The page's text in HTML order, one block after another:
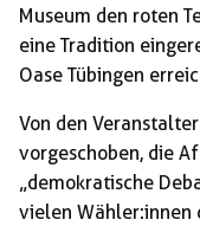
Museum den roten
eine Tradition
Oase Tübingen
Von den
vorgeschoben, die
„demokratische
vielen Wähler:innen